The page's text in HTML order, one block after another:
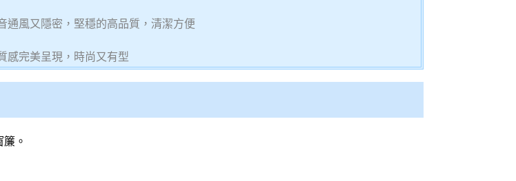
通風又隱密，堅穩的高品質，清潔方便
感完美呈現，時尚又有型
。